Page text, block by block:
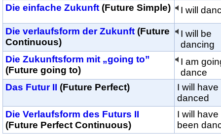
Die einfache Zukunft (Future Simple) I will
Die verlaufsform der Zukunft (Future
Continuous)
I will be
dancing
Die Zukunftsform mit „going to”
(Future going to)
I am
dance
Das Futur II (Future Perfect)
I will have
danced
Die Verlaufsform des Futurs II
(Future Perfect Continuous)
I will have
been